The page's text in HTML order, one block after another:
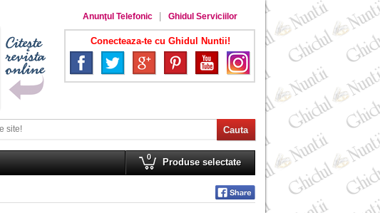
Anunţul Telefonic Ghidul Serviciilor
Conecteaza-te cu Ghidul Nuntii!
0 Produse selectate